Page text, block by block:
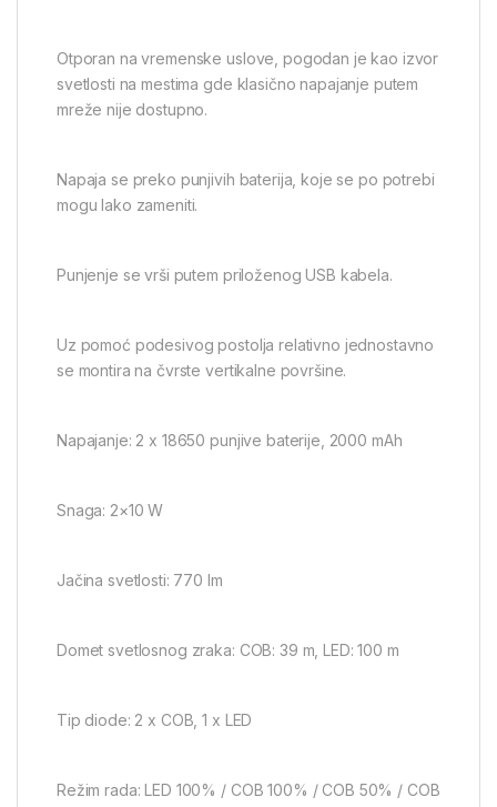
Otporan na vremenske uslove, pogodan je kao izvor
svetlosti na mestima gde klasično napajanje putem
mreže nije dostupno.
Napaja se preko punjivih baterija, koje se po potrebi
mogu lako zameniti.
Punjenje se vrši putem priloženog USB kabela.
Uz pomoć podesivog postolja relativno jednostavno
se montira na čvrste vertikalne površine.
Napajanje: 2 x 18650 punjive baterije, 2000 mAh
Snaga: 2×10 W
Jačina svetlosti: 770 lm
Domet svetlosnog zraka: COB: 39 m, LED: 100 m
Tip diode: 2 x COB, 1 x LED
Režim rada: LED 100% / COB 100% / COB 50% / COB